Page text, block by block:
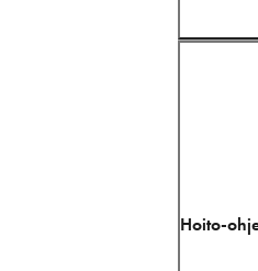
Hoito-